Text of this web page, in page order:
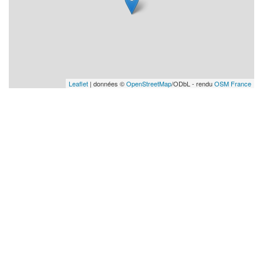
Leaflet | données ©OpenStreetMap/ODbL - renduOSM France